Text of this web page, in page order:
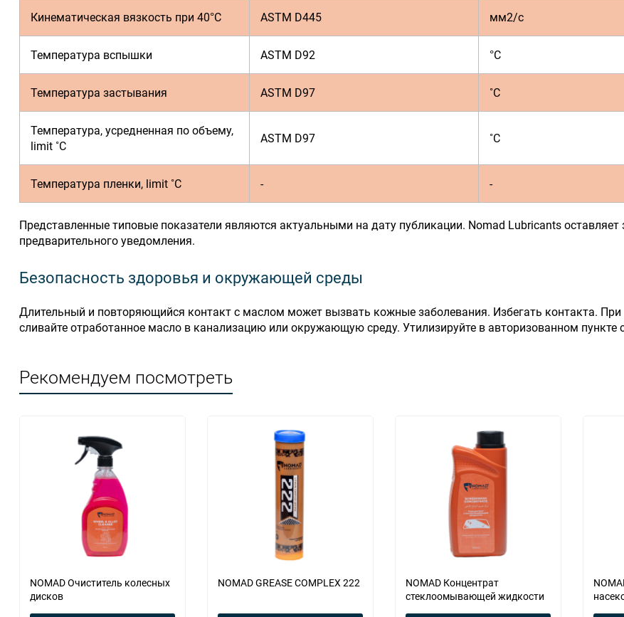
Кинематическая вязкость при 40°C ASTM D445 мм2/с
Температура вспышки ASTM D92 °C
Температура застывания ASTM D97 ˚C
Температура, усредненная по объему,
limit ˚C
ASTM D97 ˚C
Температура пленки, limit ˚C - -
Представленные типовые показатели являются актуальными на дату публикации. Nomad Lubricants
предварительного уведомления.
Безопасность здоровья и окружающей среды
Длительный и повторяющийся контакт с маслом может вызвать кожные заболевания. Избегать контакта.
сливайте отработанное масло в канализацию или окружающую среду. Утилизируйте в авторизованном пункте
Рекомендуем посмотреть
NOMAD Очиститель колесных
дисков
NOMAD GREASE COMPLEX 222
NOMAD Концентрат
стеклоомывающей жидкости